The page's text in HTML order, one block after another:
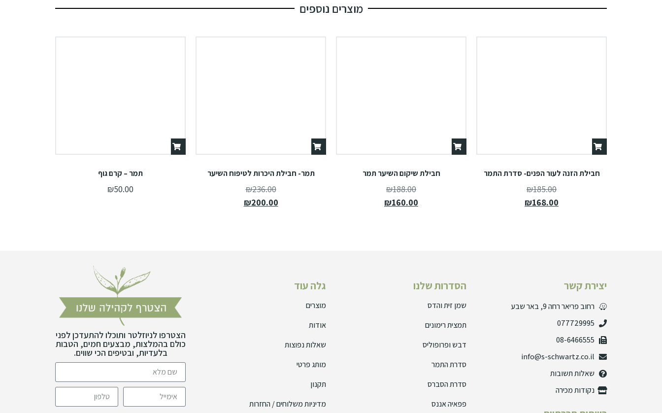
מוצרים נוספים
חבילת הזנה לעור הפנים- סדרת התמר
₪185.00
₪168.00
חבילת שיקום השיער תמר
₪188.00
₪160.00
תמר- חבילת היכרות לטיפוח השיער
₪236.00
₪200.00
תמר – קרם גוף
₪50.00
יצירת קשר
רחוב פריאר רחה 9, באר שבע
077729995
08-6466555
info@s-schwartz.co.il
שאלות תשובות
נקודות מכירה
הסדרות שלנו
שמן זית והדס
תמצית רימונים
דבש ופרופוליס
סדרת התמר
סדרת הסברס
פפאיה אננס
גלה עוד
מוצרים
אודות
שאלות נפוצות
מותג פרטי
תקנון
מדיניות משלוחים / החזרות
הצטרפו לניוזלטר ותוכלו להתעדכן לפני
כולם בהמלצות, מבצעים חמים, הטבות
בלעדיות, ובטיפים הכי שווים.